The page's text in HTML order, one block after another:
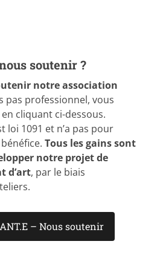
soutenir ?
notre association
pas professionnel, vous
cliquant ci-dessous.
loi 1091 et n’a pas pour
Tous les gains sont
notre projet de
d’art, par le biais
– Nous soutenir